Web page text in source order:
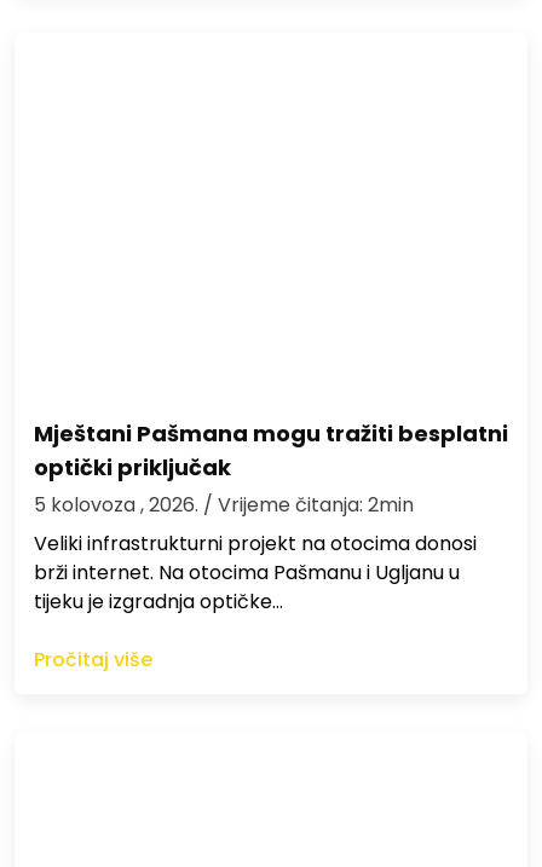
Mještani Pašmana mogu tražiti besplatni
optički priključak
5 kolovoza , 2026. / Vrijeme čitanja: 2min
Veliki infrastrukturni projekt na otocima donosi
brži internet. Na otocima Pašmanu i Ugljanu u
tijeku je izgradnja optičke…
Pročitaj više